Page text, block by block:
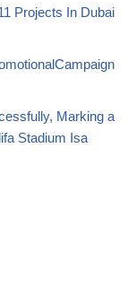
Projects In Dubai
Marking a
Stadium Isa